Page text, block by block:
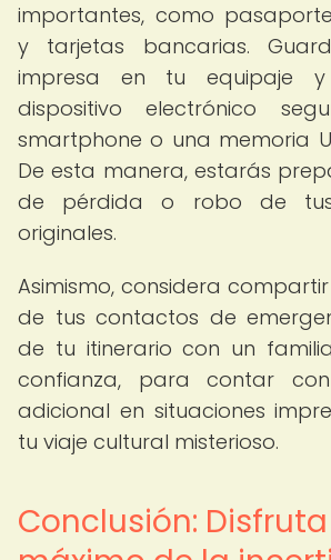
importantes, como
y tarjetas bancarias.
impresa en tu equipaje
dispositivo electrónico
smartphone o una memoria
De esta manera, estarás
de pérdida o robo de tus
originales.
Asimismo, considera
de tus contactos de
de tu itinerario con un
confianza, para contar
adicional en situaciones
tu viaje cultural misterioso.
Conclusión: